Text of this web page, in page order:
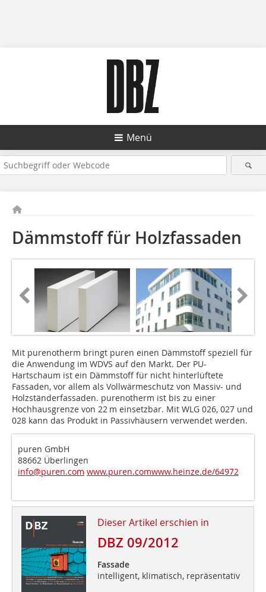
Menü
Dämmstoff für Holzfassaden
Mit purenotherm bringt puren einen Dämmstoff speziell für
die Anwendung im WDVS auf den Markt. Der PU-
Hartschaum ist ein Dämmstoff für nicht hinterlüftete
Fassaden, vor allem als Vollwärmeschutz von Massiv- und
Holzständerfassaden. purenotherm ist bis zu einer
Hochhausgrenze von 22 m einsetzbar. Mit WLG 026, 027 und
028 kann das Produkt in Passivhäusern verwendet werden.
puren GmbH
88662 Überlingen
info@puren.com www.puren.comwww.heinze.de/64972
Dieser Artikel erschien in
DBZ 09/2012
Fassade
intelligent, klimatisch, repräsentativ